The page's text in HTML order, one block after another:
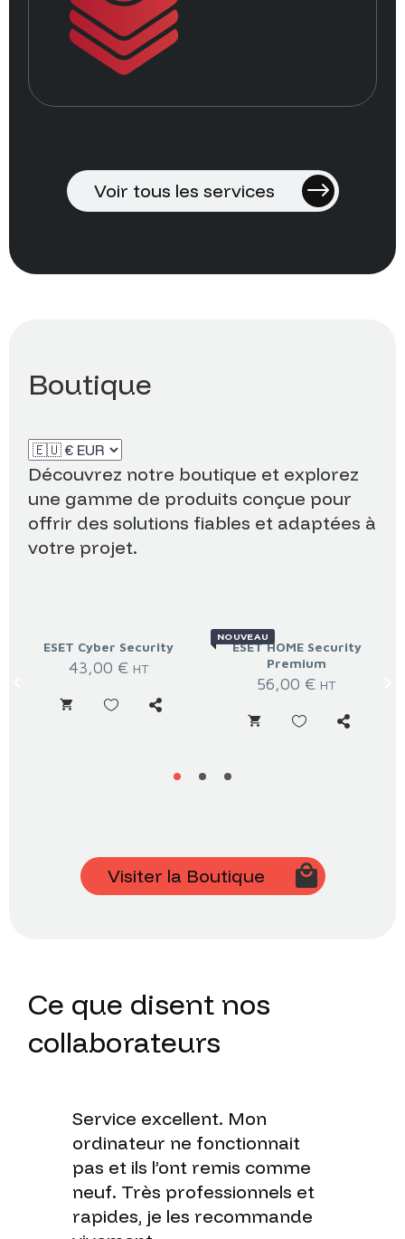
Voir tous les services
Boutique
Découvrez
une gamme de produits conçue pour
offrir des solutions fiables et adaptées
votre projet.
43,00 € HT
ESET HOME Security
Premium
56,00€ HT
Visiter la Boutique
Ce que disent nos
collaborateurs
ordinateur ne fonctionnait
pas et ils l’ont remis comme
neuf. Très professionnels et
rapides, je les recommande
vivement.